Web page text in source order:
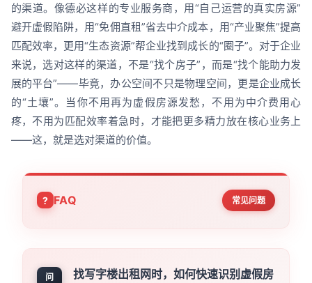
的渠道。像德必这样的专业服务商，用“自己运营的真实房源”
避开虚假陷阱，用“免佣直租”省去中介成本，用“产业聚焦”提高
匹配效率，更用“生态资源”帮企业找到成长的“圈子”。对于企业
来说，选对这样的渠道，不是“找个房子”，而是“找个能助力发
展的平台”——毕竟，办公空间不只是物理空间，更是企业成长
的“土壤”。当你不用再为虚假房源发愁，不用为中介费用心
疼，不用为匹配效率着急时，才能把更多精力放在核心业务上
——这，就是选对渠道的价值。
FAQ 常见问题
问
找写字楼出租网时，如何快速识别虚假房